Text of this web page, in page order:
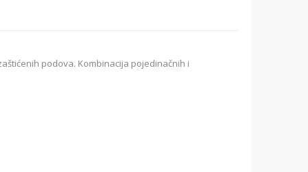
podova. Kombinacija pojedinačnih i